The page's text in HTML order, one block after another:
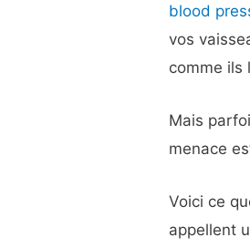
blood
vos
comme ils
Mais
menace
Voici ce
appellent